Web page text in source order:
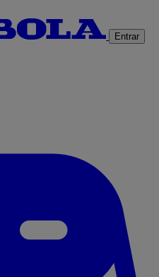
Entrar